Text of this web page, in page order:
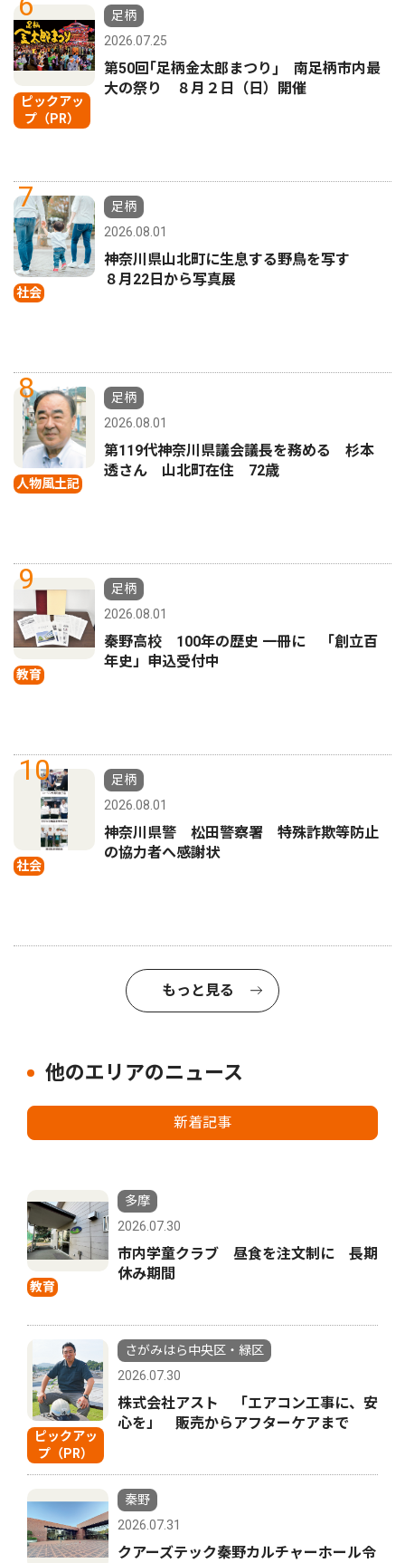
ピックアッ
プ（PR）
足柄
2026.07.25
第50回｢足柄金太郎まつり｣ 南足柄市内最
大の祭り ８月２日（日）開催
7
社会
足柄
2026.08.01
神奈川県山北町に生息する野鳥を写す
８月22日から写真展
8
人物風土記
足柄
2026.08.01
第119代神奈川県議会議長を務める 杉本
透さん 山北町在住 72歳
9
教育
足柄
2026.08.01
秦野高校 100年の歴史 一冊に 「創立百
年史」申込受付中
10
社会
足柄
2026.08.01
神奈川県警 松田警察署 特殊詐欺等防止
の協力者へ感謝状
もっと見る
他のエリアのニュース
新着記事
教育
多摩
2026.07.30
市内学童クラブ 昼食を注文制に 長期
休み期間
ピックアッ
プ（PR）
さがみはら中央区・緑区
2026.07.30
株式会社アスト 「エアコン工事に、安
心を」 販売からアフターケアまで
秦野
2026.07.31
クアーズテック秦野カルチャーホール令